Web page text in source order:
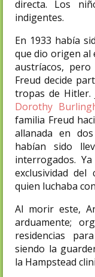
directa. Los
indigentes.
En 1933 había
que dio origen al
austríacos,
Freud decide
tropas de Hitler.
Dorothy
familia Freud
allanada en
habían sido
interrogados.
exclusividad
quien luchaba
Al morir este,
arduamente;
residencias
siendo la
la Hampstead